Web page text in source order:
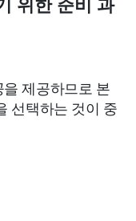
위한 준비 과
제공하므로 본
선택하는 것이 중